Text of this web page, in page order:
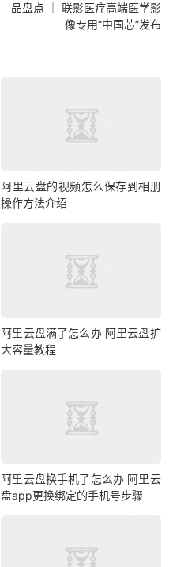
品盘点 ｜ 联影医疗高端医学影
像专用“中国芯”发布
阿里云盘的视频怎么保存到相册
操作方法介绍
阿里云盘满了怎么办 阿里云盘扩
大容量教程
阿里云盘换手机了怎么办 阿里云
盘app更换绑定的手机号步骤